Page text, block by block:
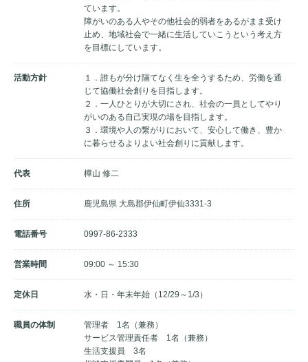
ています。
障がいのある人やその他社会的弱者をあるがまま受け
止め、地域社会で一緒に生活していこうという考え方
を目標にしています。
活動方針
１．誰もが分け隔てなく生を全うするため、労働を通
じて協働社会創りを目指します。
２．一人ひとりが大切にされ、社会の一員としてやり
がいのある自己実現の場を目指します。
３．環境や人の繋がりにおいて、安心して働き、豊か
に暮らせるよりよい社会創りに貢献します。
代表 樺山 修二
住所 鹿児島県 大島郡伊仙町伊仙3331-3
電話番号 0997-86-2333
営業時間 09:00 ～ 15:30
定休日 水・日・年末年始（12/29～1/3）
職員の体制
管理者 1名（兼務）
サービス管理責任者 1名（兼務）
生活支援員 3名